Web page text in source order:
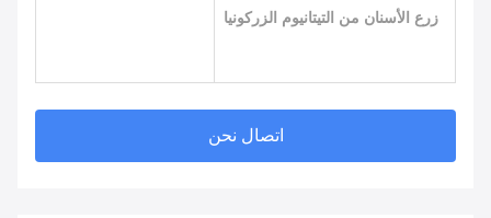
زرع الأسنان من التيتانيوم الزركونيا
اتصال نحن